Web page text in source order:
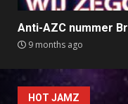
Anti-AZC nummer
9 months ago
HOT JAMZ